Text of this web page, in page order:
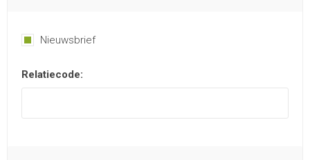
Nieuwsbrief
Relatiecode: